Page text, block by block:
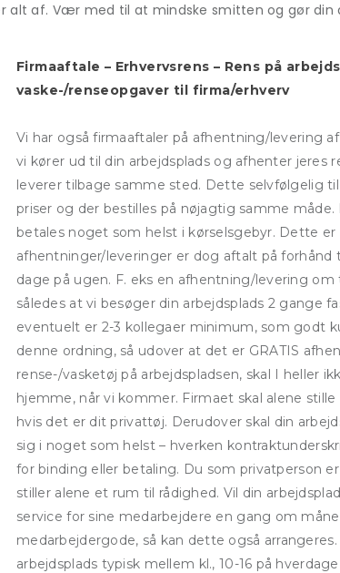
af. Vær med til at mindske smitten og gør din
Firmaaftale – Erhvervsrens – Rens på
vaske-/renseopgaver til firma/erhverv
Vi har også firmaaftaler på afhentning/levering
vi kører ud til din arbejdsplads og afhenter jeres
leverer tilbage samme sted. Dette selvfølgelig
priser og der bestilles på nøjagtig samme måde.
betales noget som helst i kørselsgebyr. Dette er
afhentninger/leveringer er dog aftalt på forhånd
dage på ugen. F. eks en afhentning/levering
således at vi besøger din arbejdsplads 2 gange
eventuelt er 2-3 kollegaer minimum, som godt
denne ordning, så udover at det er GRATIS
rense-/vasketøj på arbejdspladsen, skal I heller
hjemme, når vi kommer. Firmaet skal alene
hvis det er dit privattøj. Derudover skal din
sig i noget som helst – hverken
for binding eller betaling. Du som privatperson
stiller alene et rum til rådighed. Vil din
service for sine medarbejdere en gang om
medarbejdergode, så kan dette også
arbejdsplads typisk mellem kl., 10-16 på